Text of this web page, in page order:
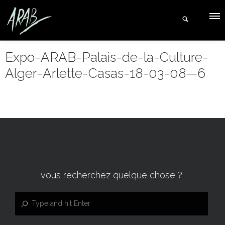
Expo-ARAB-Palais-de-la-Culture-
Alger-Arlette-Casas-18-03-08—6
vous recherchez quelque chose ?